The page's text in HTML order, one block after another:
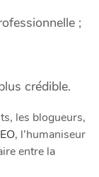
;
crédible.
les blogueurs,
, l’humaniseur
entre la